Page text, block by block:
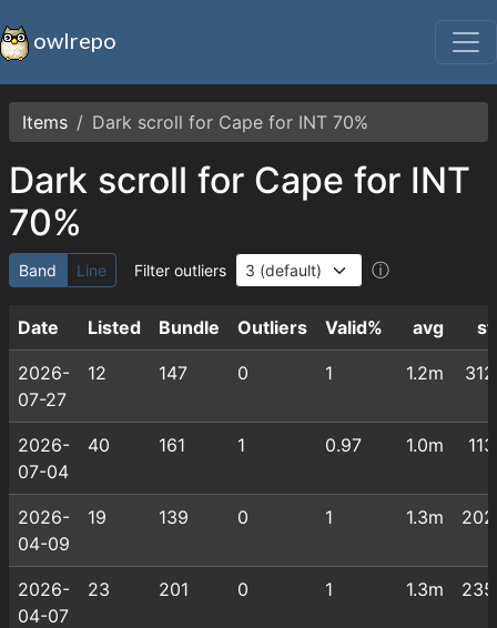
owlrepo
Items Dark scroll for Cape for INT 70%
Dark scroll for Cape for INT
70%
Band Line Filter outliers ⓘ
Date Listed Bundle Outliers Valid% avg
2026-
07-27
12 147 0 1 1.2m
2026-
07-04
40 161 1 0.97 1.0m
2026-
04-09
19 139 0 1 1.3m
2026-
04-07
23 201 0 1 1.3m